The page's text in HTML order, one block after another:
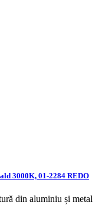
3000K, 01-2284 REDO
din aluminiu și metal